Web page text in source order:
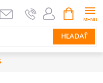
HĽADAŤ
KOŠÍK